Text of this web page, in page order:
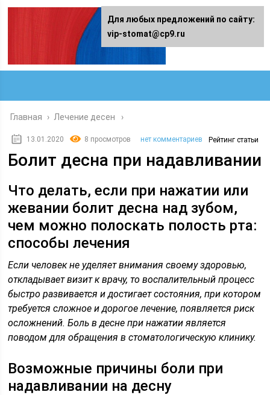
Главная › Лечение десен
13.01.2020 8 просмотров нет комментариев Рейтинг статьи
Болит десна при надавливании
Что делать, если при нажатии или
жевании болит десна над зубом,
чем можно полоскать полость рта:
способы лечения
Если человек не уделяет внимания своему здоровью,
откладывает визит к врачу, то воспалительный процесс
быстро развивается и достигает состояния, при котором
требуется сложное и дорогое лечение, появляется риск
осложнений. Боль в десне при нажатии является
поводом для обращения в стоматологическую клинику.
Возможные причины боли при
надавливании на десну
Для любых предложений по сайту:
vip-stomat@cp9.ru